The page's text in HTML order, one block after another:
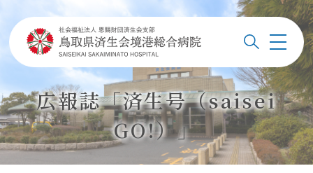
メ
ュ
ー
広報誌「済生号（saisei
GO!）」